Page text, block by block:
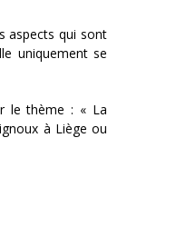
aspects qui sont
uniquement se
le thème : « La
à Liège ou